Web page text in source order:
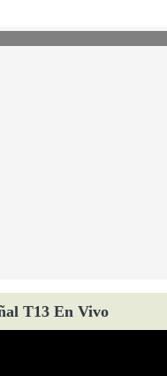
T13 En Vivo